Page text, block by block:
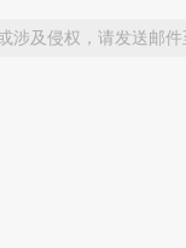
涉及侵权，请发送邮件